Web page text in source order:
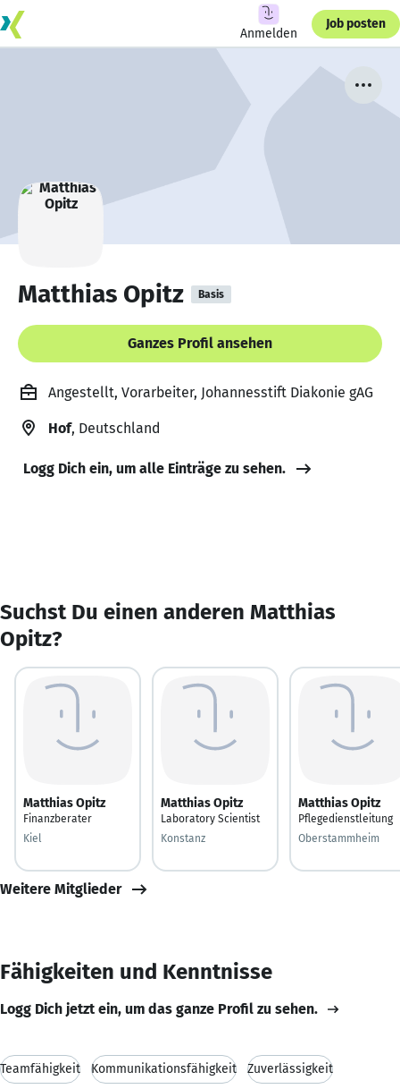
Anmelden
Job posten
Matthias Opitz Basis
Ganzes Profil ansehen
Angestellt, Vorarbeiter, Johannesstift Diakonie gAG
Hof, Deutschland
Logg Dich ein, um alle Einträge zu sehen.
Suchst Du einen anderen Matthias
Opitz?
Matthias Opitz
Finanzberater
Kiel
Matthias Opitz
Laboratory Scientist
Konstanz
Matthias Opitz
Pflegedienstleitung
Oberstammheim
Weitere Mitglieder
Fähigkeiten und Kenntnisse
Logg Dich jetzt ein, um das ganze Profil zu sehen.
Teamfähigkeit Kommunikationsfähigkeit Zuverlässigkeit